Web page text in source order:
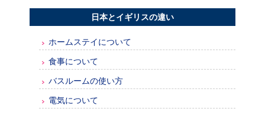
日本とイギリスの違い
ホームステイについて
食事について
バスルームの使い方
電気について